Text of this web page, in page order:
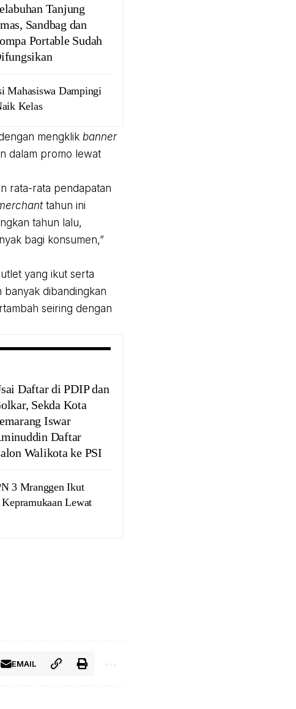
Tanjung
Sandbag dan
Portable Sudah
Mahasiswa Dampingi
Kelas
mengklik banner
dalam promo lewat
rata-rata pendapatan
tahun ini
tahun lalu,
bagi konsumen,”
yang ikut serta
dibandingkan
seiring dengan
Daftar di PDIP dan
Sekda Kota
Iswar
Daftar
Walikota ke PSI
3 Mranggen Ikut
Lewat
EMAIL